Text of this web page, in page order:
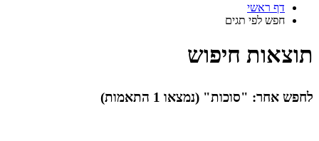
דף ראשי
חפש לפי תגים
תוצאות חיפוש
לחפש אחר: "סוכות" (נמצאו 1 התאמות)